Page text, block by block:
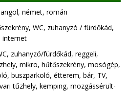
német, román
WC, zuhanyzó / fürdőkád,
internet
zuhanyzó/fürdőkád, reggeli,
mikro, hűtőszekrény, mosógép,
buszparkoló, étterem, bár, TV,
tűzhely, kemping, mozgássérült-